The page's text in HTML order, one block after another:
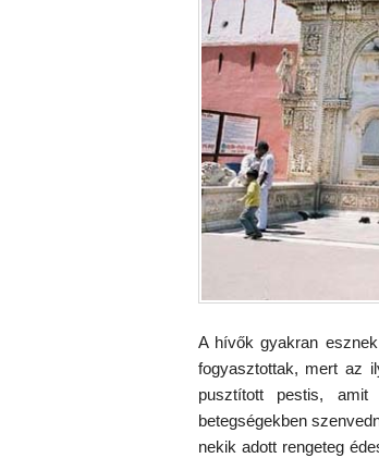
A hívők gyakran
fogyasztottak, mert az
pusztított pestis, amit
betegségekben
nekik adott rengeteg